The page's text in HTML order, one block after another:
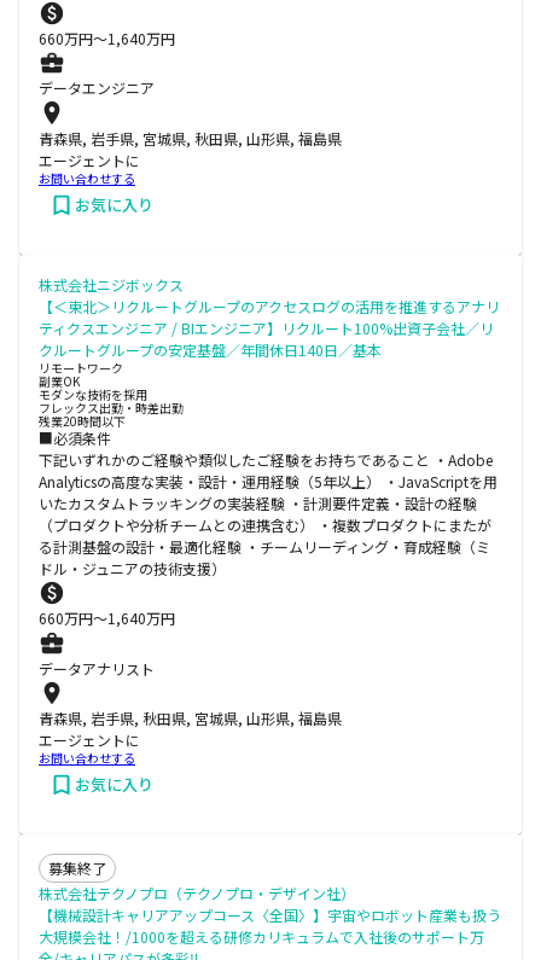
660万円〜1,640万円
データエンジニア
青森県, 岩手県, 宮城県, 秋田県, 山形県, 福島県
エージェントに
お問い合わせする
お気に入り
株式会社ニジボックス
【＜東北＞リクルートグループのアクセスログの活用を推進するアナリ
ティクスエンジニア / BIエンジニア】リクルート100%出資子会社／リ
クルートグループの安定基盤／年間休日140日／基本
リモートワーク
副業OK
モダンな技術を採用
フレックス出勤・時差出勤
残業20時間以下
■必須条件
下記いずれかのご経験や類似したご経験をお持ちであること ・Adobe
Analyticsの高度な実装・設計・運用経験（5年以上） ・JavaScriptを用
いたカスタムトラッキングの実装経験 ・計測要件定義・設計の経験
（プロダクトや分析チームとの連携含む） ・複数プロダクトにまたが
る計測基盤の設計・最適化経験 ・チームリーディング・育成経験（ミ
ドル・ジュニアの技術支援）
660万円〜1,640万円
データアナリスト
青森県, 岩手県, 秋田県, 宮城県, 山形県, 福島県
エージェントに
お問い合わせする
お気に入り
募集終了
株式会社テクノプロ（テクノプロ・デザイン社）
【機械設計キャリアアップコース〈全国〉】宇宙やロボット産業も扱う
大規模会社！/1000を超える研修カリキュラムで入社後のサポート万